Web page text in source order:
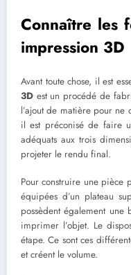
Connaître les
impression 3D
Avant toute chose, il est
3D est un procédé de
l’ajout de matière pour ne
il est préconisé de faire
adéquats aux trois
projeter le rendu final.
Pour construire une pièce
équipées d’un plateau
possèdent également
imprimer l’objet. Le
étape. Ce sont ces
et créent le volume.